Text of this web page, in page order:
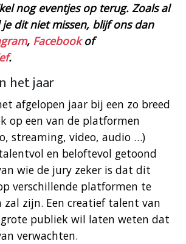
nog eventjes op terug. Zoals al
je dit niet missen, blijf ons dan
, Facebookof
.
het jaar
afgelopen jaar bij een zo breed
op een van de platformen
streaming, video, audio …)
en beloftevol getoond
wie de jury zeker is dat dit
verschillende platformen te
zal zijn. Een creatief talent van
publiek wil laten weten dat
verwachten.